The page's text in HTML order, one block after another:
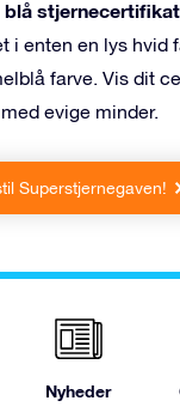
blå stjernecertifikat
i enten en lys hvid
farve. Vis dit
evige minder.
Superstjernegaven!
Nyheder